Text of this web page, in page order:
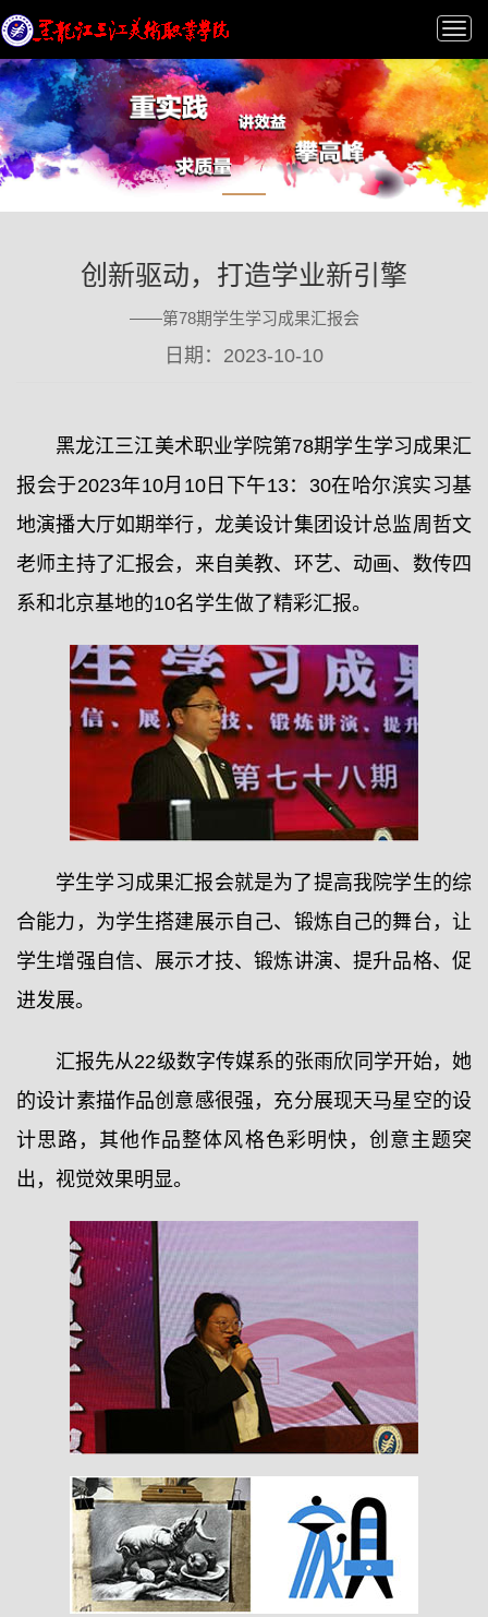
创新驱动，打造学业新引擎
——第78期学生学习成果汇报会
日期：2023-10-10
黑龙江三江美术职业学院第78期学生学习成果汇
报会于2023年10月10日下午13：30在哈尔滨实习基
地演播大厅如期举行，龙美设计集团设计总监周哲文
老师主持了汇报会，来自美教、环艺、动画、数传四
系和北京基地的10名学生做了精彩汇报。
学生学习成果汇报会就是为了提高我院学生的综
合能力，为学生搭建展示自己、锻炼自己的舞台，让
学生增强自信、展示才技、锻炼讲演、提升品格、促
进发展。
汇报先从22级数字传媒系的张雨欣同学开始，她
的设计素描作品创意感很强，充分展现天马星空的设
计思路，其他作品整体风格色彩明快，创意主题突
出，视觉效果明显。